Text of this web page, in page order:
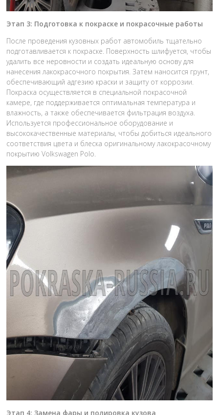
Этап 3: Подготовка к покраске и покрасочные работы
После проведения кузовных работ автомобиль тщательно
подготавливается к покраске. Поверхность шлифуется, чтобы
удалить все неровности и создать идеальную основу для
нанесения лакокрасочного покрытия. Затем наносится грунт,
обеспечивающий адгезию краски и защиту от коррозии.
Покраска осуществляется в специальной покрасочной
камере, где поддерживается оптимальная температура и
влажность, а также обеспечивается фильтрация воздуха.
Используется профессиональное оборудование и
высококачественные материалы, чтобы добиться идеального
соответствия цвета и блеска оригинальному лакокрасочному
покрытию Volkswagen Polo.
Этап 4: Замена фары и полировка кузова